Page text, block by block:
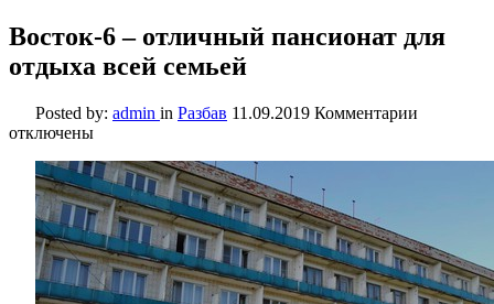
Восток-6 – отличный пансионат для
отдыха всей семьей
Posted by: admin in Разбав 11.09.2019 Комментарии
отдыха
всей
семьей
отключены